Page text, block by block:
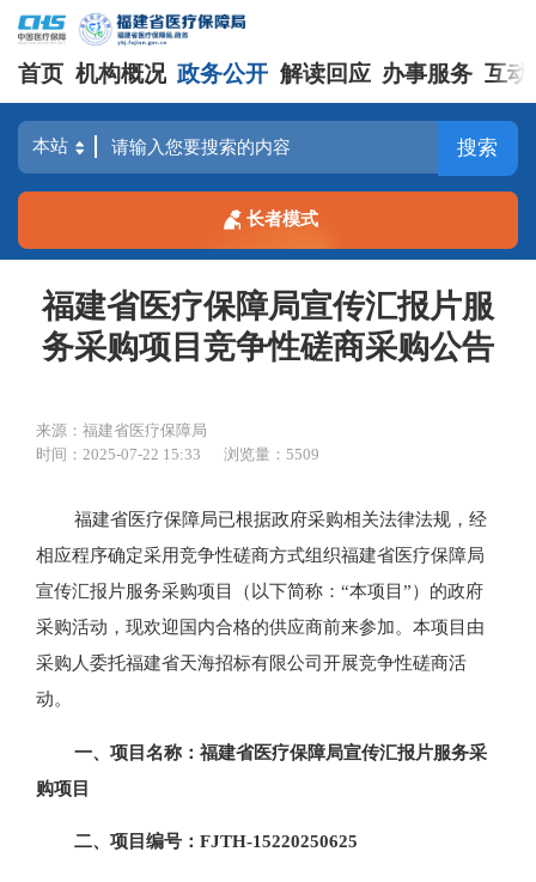
首页 机构概况 政务公开 解读回应 办事服务 互动
搜索
长者模式
福建省医疗保障局宣传汇报片服
务采购项目竞争性磋商采购公告
来源：福建省医疗保障局
时间：2025-07-22 15:33
浏览量：5509
福建省医疗保障局已根据政府采购相关法律法规，经
相应程序确定采用竞争性磋商方式组织福建省医疗保障局
宣传汇报片服务采购项目
（以下简称： “本项目”）的政府
采购活动，现欢迎国内合格的供应商前来参加。本项目由
采购人委托福建省天海招标有限公司开展竞争性磋商活
动。
一、项目名称：福建省医疗保障局宣传汇报片服务采
购项目
二、项目编号：FJTH-15220250625